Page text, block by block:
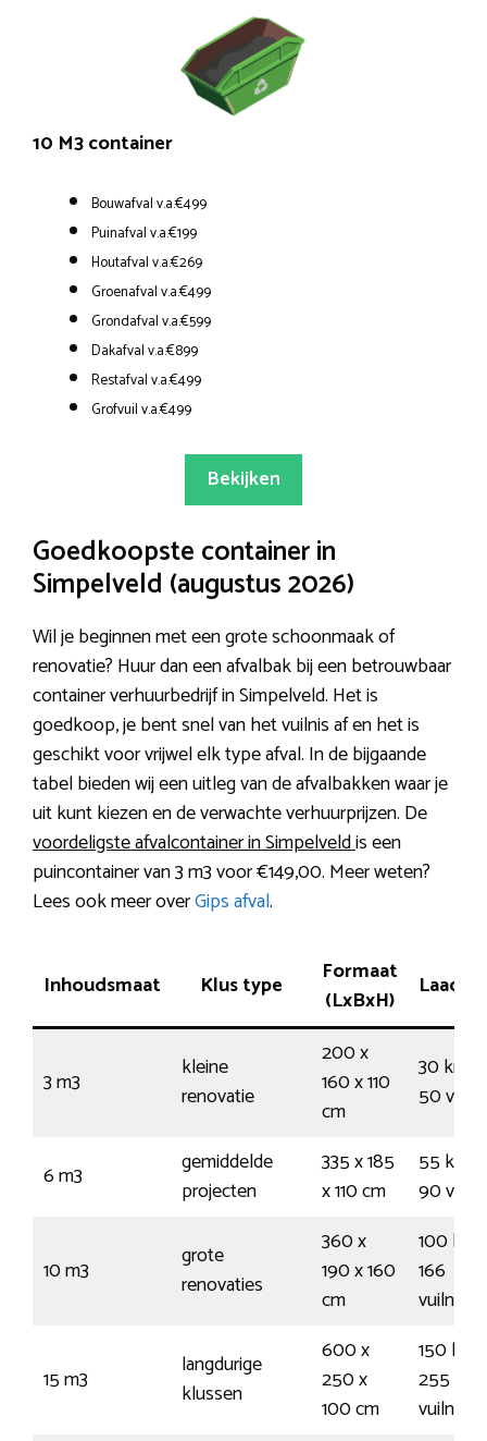
10 M3 container
Bouwafval v.a.€499
Puinafval v.a.€199
Houtafval v.a.€269
Groenafval v.a.€499
Grondafval v.a.€599
Dakafval v.a.€899
Restafval v.a.€499
Grofvuil v.a.€499
Bekijken
Goedkoopste container in
Simpelveld (augustus 2026)
Wil je beginnen met een grote schoonmaak of
renovatie? Huur dan een afvalbak bij een betrouwbaar
container verhuurbedrijf in Simpelveld. Het is
goedkoop, je bent snel van het vuilnis af en het is
geschikt voor vrijwel elk type afval. In de bijgaande
tabel bieden wij een uitleg van de afvalbakken waar je
uit kunt kiezen en de verwachte verhuurprijzen. De
voordeligste afvalcontainer in Simpelveldis een
puincontainer van 3 m3 voor €149,00. Meer weten?
Lees ook meer overGips afval.
Inhoudsmaat Klus type
Formaat
(LxBxH)
3 m3
kleine
renovatie
200 x
160 x 110
cm
30
50
6 m3
gemiddelde
projecten
335 x 185
x 110 cm
55
90
10 m3
grote
renovaties
360 x
190 x 160
cm
100
166
15 m3
langdurige
klussen
600 x
250 x
100 cm
150
255